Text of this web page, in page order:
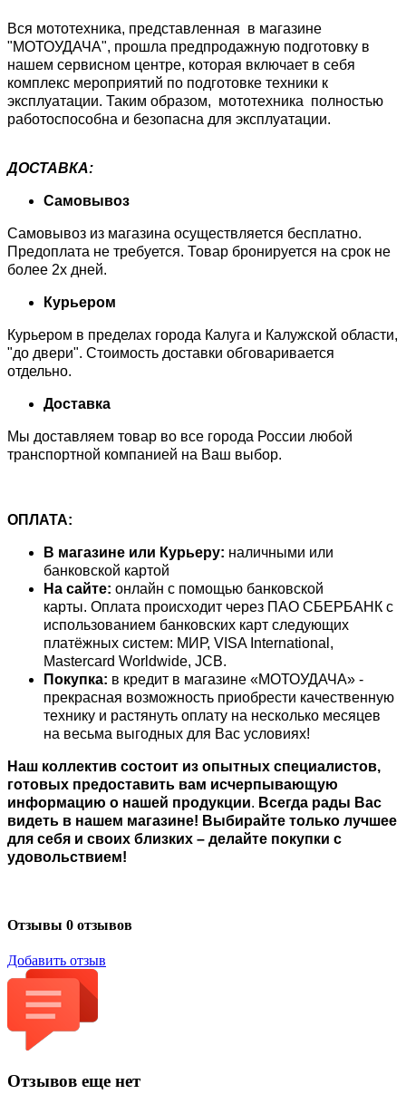
Вся мототехника, представленная в магазине
"МОТОУДАЧА", прошла предпродажную подготовку в
нашем сервисном центре, которая включает в себя
комплекс мероприятий по подготовке техники к
эксплуатации. Таким образом, мототехника полностью
работоспособна и безопасна для эксплуатации.
ДОСТАВКА:
Самовывоз
Самовывоз из магазина осуществляется бесплатно.
Предоплата не требуется. Товар бронируется на срок не
более 2х дней.
Курьером
Курьером в пределах города Калуга и Калужской области,
"до двери". Стоимость доставки обговаривается
отдельно.
Доставка
Мы доставляем товар во все города России любой
транспортной компанией на Ваш выбор.
ОПЛАТА:
В магазине или Курьеру: наличными или
банковской картой
На сайте: онлайн с помощью банковской
карты. Оплата происходит через ПАО СБЕРБАНК с
использованием банковских карт следующих
платёжных систем: МИР, VISA International,
Mastercard Worldwide, JCB.
Покупка: в кредит в магазине «МОТОУДАЧА» -
прекрасная возможность приобрести качественную
технику и растянуть оплату на несколько месяцев
на весьма выгодных для Вас условиях!
Наш коллектив состоит из опытных специалистов,
готовых предоставить вам исчерпывающую
информацию о нашей продукции. Всегда рады Вас
видеть в нашем магазине! Выбирайте только лучшее
для себя и своих близких – делайте покупки с
удовольствием!
Отзывы 0 отзывов
Добавить отзыв
Отзывов еще нет